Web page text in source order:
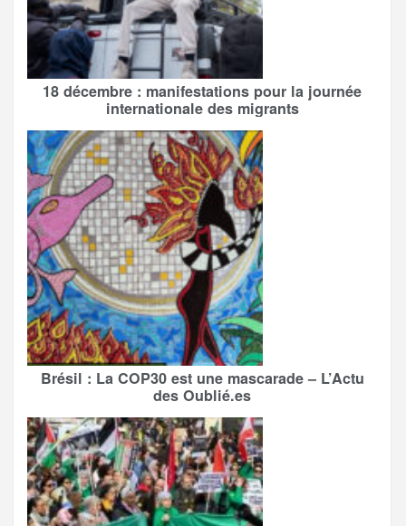
18 décembre : manifestations pour la journée
internationale des migrants
Brésil : La COP30 est une mascarade – L’Actu
des Oublié.es